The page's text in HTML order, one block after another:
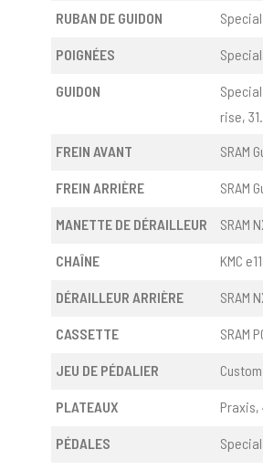
RUBAN DE GUIDON
POIGNÉES
GUIDON
rise,
FREIN AVANT
SRAM
FREIN ARRIÈRE SRAM
MANETTE DE DÉRAILLEUR SRAM
CHAÎNE KMC
DÉRAILLEUR ARRIÈRE SRAM
CASSETTE SRAM
JEU DE PÉDALIER
PLATEAUX Praxis,
PÉDALES